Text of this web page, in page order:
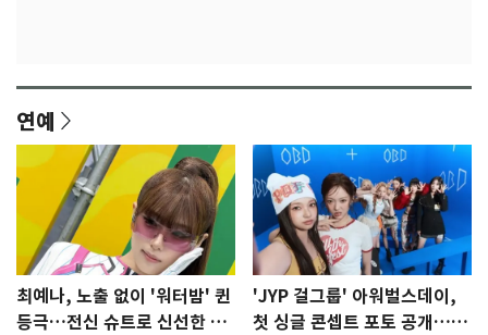
연예
최예나, 노출 없이 '워터밤' 퀸
등극…전신 슈트로 신선한 충
'JYP 걸그룹' 아워벌스데이,
첫 싱글 콘셉트 포토 공개…청